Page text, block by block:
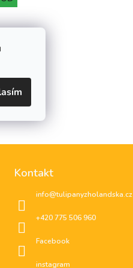
Kontakt
info@tulipanyzholandska.cz
+420 775 506 960
Facebook
instagram